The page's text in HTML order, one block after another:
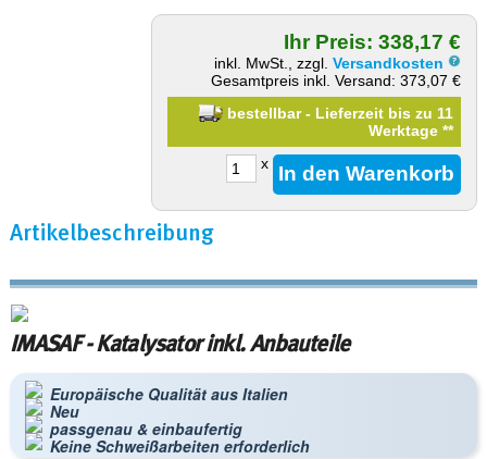
Ihr Preis: 338,17 €
inkl. MwSt., zzgl.Versandkosten
Gesamtpreis inkl. Versand: 373,07 €
bestellbar - Lieferzeit bis zu 11
Werktage**
x
Artikelbeschreibung
IMASAF - Katalysator inkl. Anbauteile
Europäische Qualität aus Italien
Neu
passgenau & einbaufertig
Keine Schweißarbeiten erforderlich